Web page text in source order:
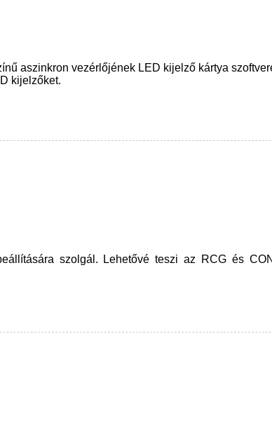
aszinkron vezérlőjének LED kijelző kártya
kijelzőket.
szolgál. Lehetővé teszi az RCG és